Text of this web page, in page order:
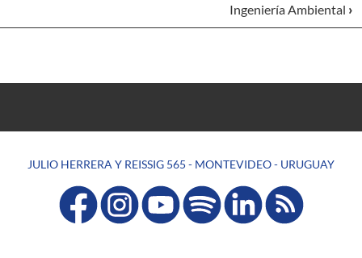
Ingeniería Ambiental ›
JULIO HERRERA Y REISSIG 565 - MONTEVIDEO - URUGUAY